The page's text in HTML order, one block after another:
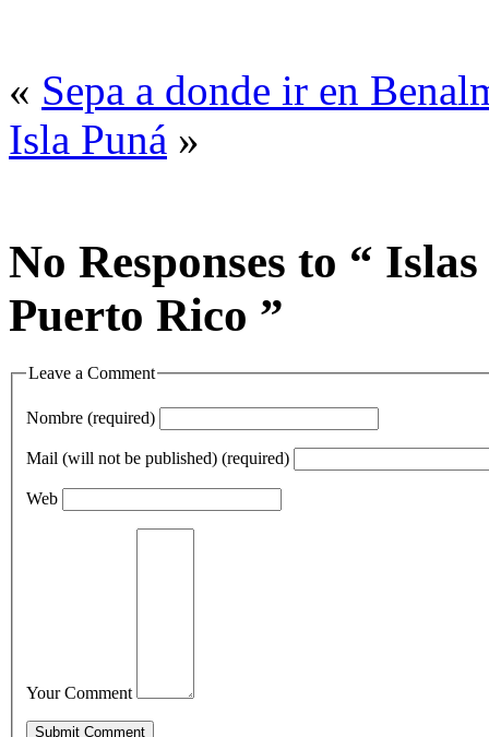
« Sepa a donde ir en
Isla Puná »
No Responses to “
Puerto Rico ”
Leave a Comment
Nombre (required)
Mail (will not be published) (required)
Web
Your Comment